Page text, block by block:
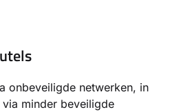
onbeveiligde netwerken, in
minder beveiligde